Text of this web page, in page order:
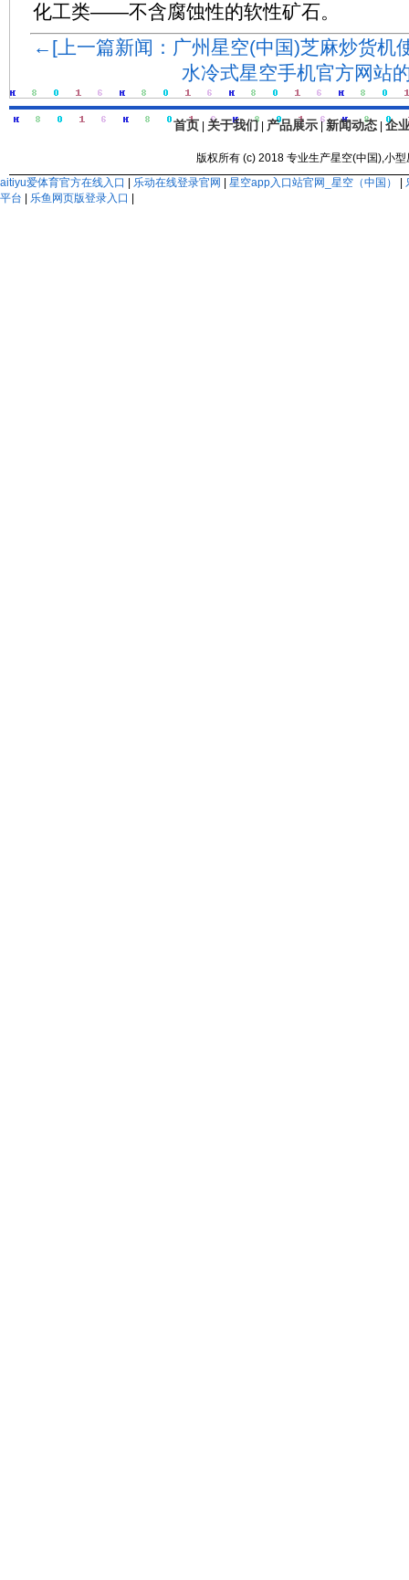
化工类——不含腐蚀性的软性矿石。
←[上一篇新闻：广州星空(中国)芝麻炒货机
水冷式星空手机官方网站
首页 关于我们 产品展示 |新闻动态 |企
版权所有 (c) 2018 专业生产星空(中国),小
aitiyu爱体育官方在线入口
乐动在线登录官网 星空app入口站官网_星空（中国）
平台
乐鱼网页版登录入口